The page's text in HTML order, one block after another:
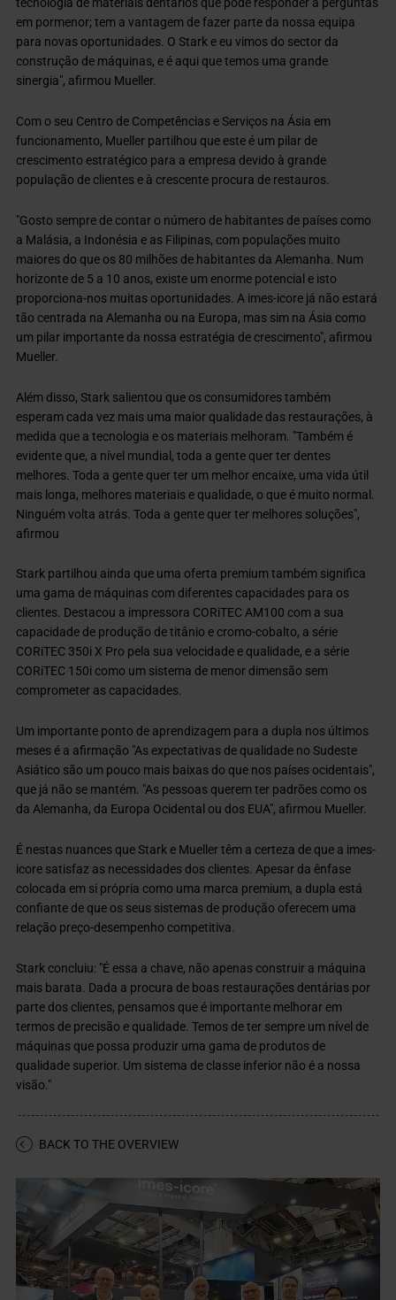
tecnologia de materiais dentários que pode responder a perguntas
em pormenor; tem a vantagem de fazer parte da nossa equipa
para novas oportunidades. O Stark e eu vimos do sector da
construção de máquinas, e é aqui que temos uma grande
sinergia", afirmou Mueller.
Com o seu Centro de Competências e Serviços na Ásia em
funcionamento, Mueller partilhou que este é um pilar de
crescimento estratégico para a empresa devido à grande
população de clientes e à crescente procura de restauros.
"Gosto sempre de contar o número de habitantes de países como
a Malásia, a Indonésia e as Filipinas, com populações muito
maiores do que os 80 milhões de habitantes da Alemanha. Num
horizonte de 5 a 10 anos, existe um enorme potencial e isto
proporciona-nos muitas oportunidades. A imes-icore já não estará
tão centrada na Alemanha ou na Europa, mas sim na Ásia como
um pilar importante da nossa estratégia de crescimento", afirmou
Mueller.
Além disso, Stark salientou que os consumidores também
esperam cada vez mais uma maior qualidade das restaurações, à
medida que a tecnologia e os materiais melhoram. "Também é
evidente que, a nível mundial, toda a gente quer ter dentes
melhores. Toda a gente quer ter um melhor encaixe, uma vida útil
mais longa, melhores materiais e qualidade, o que é muito normal.
Ninguém volta atrás. Toda a gente quer ter melhores soluções",
afirmou
Stark partilhou ainda que uma oferta premium também significa
uma gama de máquinas com diferentes capacidades para os
clientes. Destacou a impressora CORiTEC AM100 com a sua
capacidade de produção de titânio e cromo-cobalto, a série
CORiTEC 350i X Pro pela sua velocidade e qualidade, e a série
CORiTEC 150i como um sistema de menor dimensão sem
comprometer as capacidades.
Um importante ponto de aprendizagem para a dupla nos últimos
meses é a afirmação "As expectativas de qualidade no Sudeste
Asiático são um pouco mais baixas do que nos países ocidentais",
que já não se mantém. "As pessoas querem ter padrões como os
da Alemanha, da Europa Ocidental ou dos EUA", afirmou Mueller.
É nestas nuances que Stark e Mueller têm a certeza de que a imes-
icore satisfaz as necessidades dos clientes. Apesar da ênfase
colocada em si própria como uma marca premium, a dupla está
confiante de que os seus sistemas de produção oferecem uma
relação preço-desempenho competitiva.
Stark concluiu: "É essa a chave, não apenas construir a máquina
mais barata. Dada a procura de boas restaurações dentárias por
parte dos clientes, pensamos que é importante melhorar em
termos de precisão e qualidade. Temos de ter sempre um nível de
máquinas que possa produzir uma gama de produtos de
qualidade superior. Um sistema de classe inferior não é a nossa
visão."
BACK TO THE OVERVIEW